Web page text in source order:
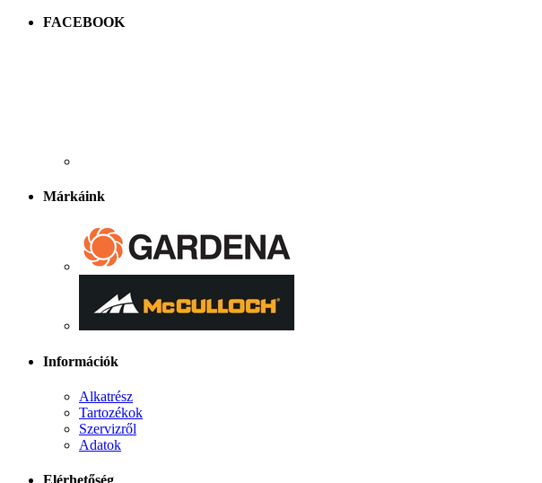
FACEBOOK
Márkáink
Információk
Alkatrész
Tartozékok
Szervizről
Adatok